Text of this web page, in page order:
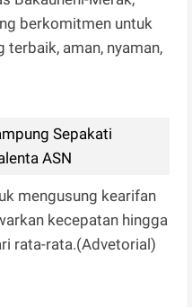
berkomitmen untuk
terbaik, aman, nyaman,
Sepakati
ASN
mengusung kearifan
kecepatan hingga
rata-rata.(Advetorial)